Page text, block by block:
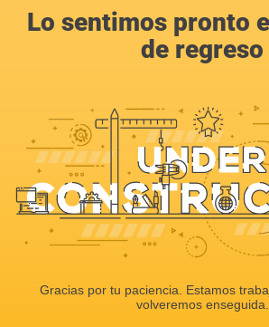
Lo sentimos pronto
de regreso
Gracias por tu paciencia. Estamos
volveremos enseguida.